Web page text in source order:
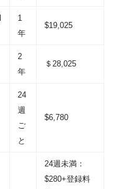
1
年
$19,025
2
年
＄28,025
24
週
ご
と
$6,780
24週未満：
$280+登録料